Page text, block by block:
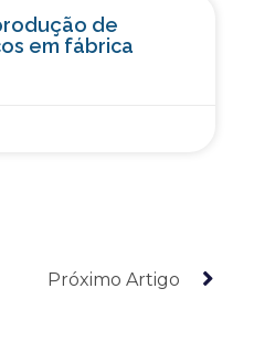
de
em fábrica
Próximo Artigo